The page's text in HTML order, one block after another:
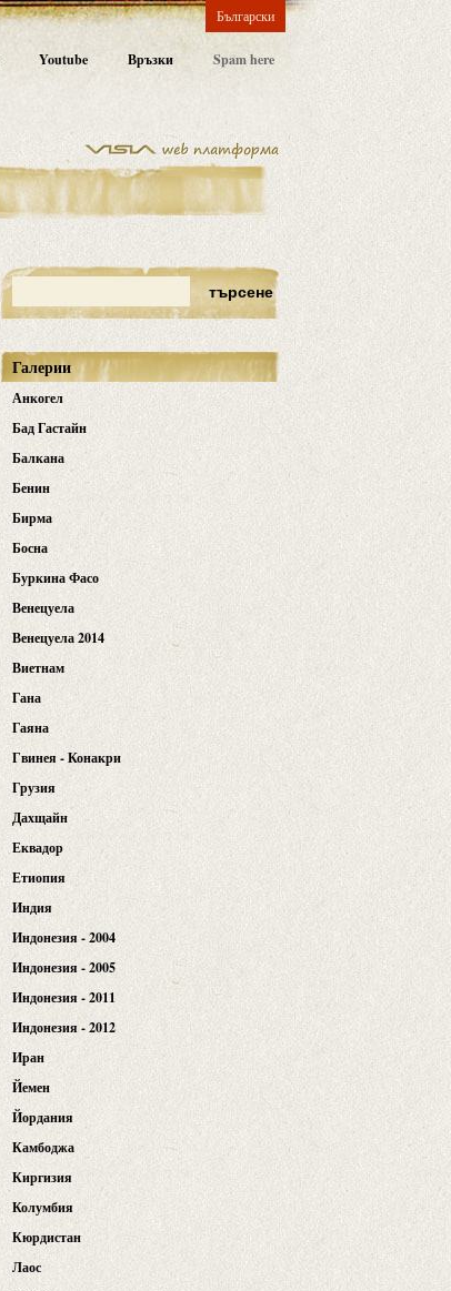
Български
Youtube Връзки Spam here
Галерии
Анкогел
Бад Гастайн
Балкана
Бенин
Бирма
Босна
Буркина Фасо
Венецуела
Венецуела 2014
Виетнам
Гана
Гаяна
Гвинея - Конакри
Грузия
Дахщайн
Еквадор
Етиопия
Индия
Индонезия - 2004
Индонезия - 2005
Индонезия - 2011
Индонезия - 2012
Иран
Йемен
Йордания
Камбоджа
Киргизия
Колумбия
Кюрдистан
Лаос